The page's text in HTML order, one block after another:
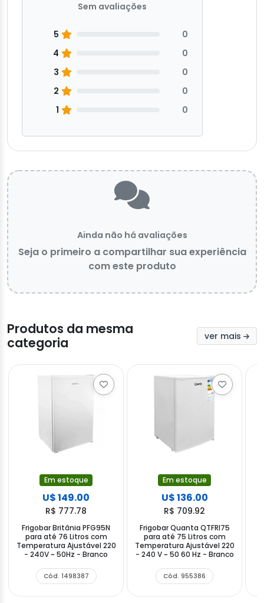
Sem avaliações
5
0
4
0
3
0
2
0
1
0
Ainda não há avaliações
Seja o primeiro a compartilhar sua experiência
com este produto
Produtos da mesma
categoria
ver mais
Em estoque
U$ 149.00
R$ 777.78
Frigobar Britânia PFG95N
para até 76 Litros com
Temperatura Ajustável 220
- 240V ~ 50Hz - Branco
Cód. 1498387
Em estoque
U$ 136.00
R$ 709.92
Frigobar Quanta QTFRI75
para até 75 Litros com
Temperatura Ajustável 220
- 240 V ~ 50 60 Hz - Branco
Cód. 955386